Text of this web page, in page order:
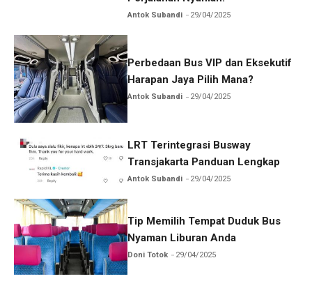
Antok Subandi 29/04/2025
Perbedaan Bus VIP dan Eksekutif
Harapan Jaya Pilih Mana?
Antok Subandi 29/04/2025
LRT Terintegrasi Busway
Transjakarta Panduan Lengkap
Antok Subandi 29/04/2025
Tip Memilih Tempat Duduk Bus
Nyaman Liburan Anda
Doni Totok 29/04/2025